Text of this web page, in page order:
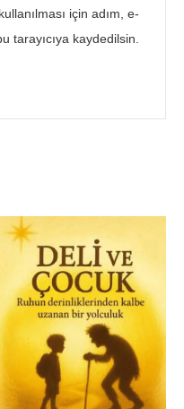
için adım, e-
tarayıcıya kaydedilsin.